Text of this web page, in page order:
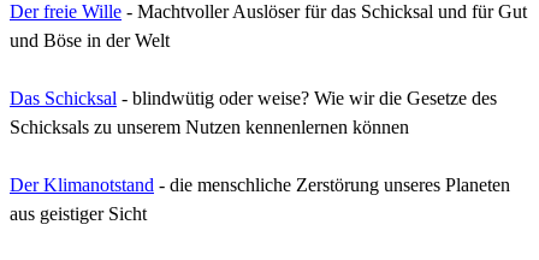
Der freie Wille - Machtvoller Auslöser für das Schicksal und für Gut
und Böse in der Welt
Das Schicksal - blindwütig oder weise? Wie wir die Gesetze des
Schicksals zu unserem Nutzen kennenlernen können
Der Klimanotstand - die menschliche Zerstörung unseres Planeten
aus geistiger Sicht